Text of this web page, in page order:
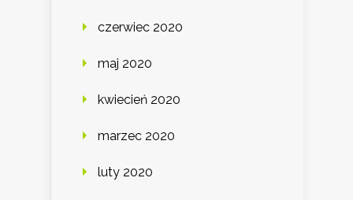
czerwiec 2020
maj 2020
kwiecień 2020
marzec 2020
luty 2020